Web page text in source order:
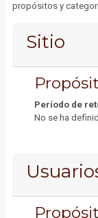
propósitos y
Sitio
Período de
No se ha